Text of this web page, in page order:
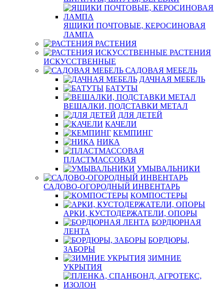
ЯЩИКИ ПОЧТОВЫЕ, КЕРОСИНОВАЯ
ЛАМПА
РАСТЕНИЯ
РАСТЕНИЯ
ИСКУССТВЕННЫЕ
САДОВАЯ МЕБЕЛЬ
ДАЧНАЯ МЕБЕЛЬ
БАТУТЫ
ВЕШАЛКИ, ПОДСТАВКИ МЕТАЛ
ДЛЯ ДЕТЕЙ
КАЧЕЛИ
КЕМПИНГ
НИКА
ПЛАСТМАССОВАЯ
УМЫВАЛЬНИКИ
САДОВО-ОГОРОДНЫЙ ИНВЕНТАРЬ
КОМПОСТЕРЫ
АРКИ, КУСТОДЕРЖАТЕЛИ, ОПОРЫ
БОРДЮРНАЯ
ЛЕНТА
БОРДЮРЫ,
ЗАБОРЫ
ЗИМНИЕ
УКРЫТИЯ